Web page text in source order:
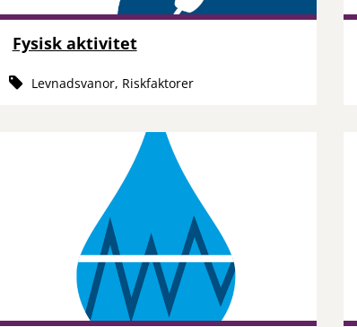
Fysisk aktivitet
Levnadsvanor, Riskfaktorer